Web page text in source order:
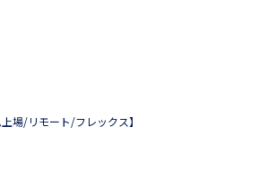
場/リモート/フレックス】